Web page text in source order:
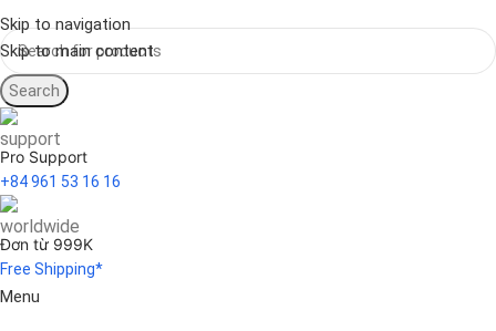
Skip to navigation
Skip to main content
Search
Pro Support
+84 961 53 16 16
Đơn từ 999K
Free Shipping*
Menu